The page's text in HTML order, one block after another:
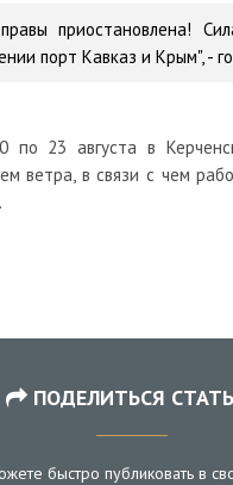
приостановлена!
порт Кавказ и Крым", -
23 августа в
ветра, в связи с чем
ПОДЕЛИТЬСЯ
быстро публиковать в